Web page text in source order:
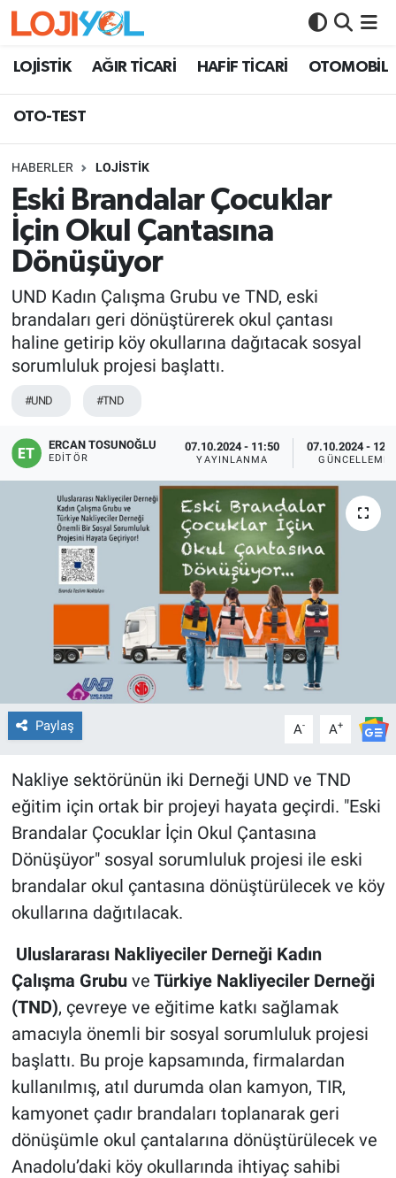
LOJİSTİK AĞIR TİCARİ HAFİF TİCARİ OTOMOBİL
OTO-TEST
HABERLER LOJİSTİK
Eski Brandalar Çocuklar
İçin Okul Çantasına
Dönüşüyor
UND Kadın Çalışma Grubu ve TND, eski
brandaları geri dönüştürerek okul çantası
haline getirip köy okullarına dağıtacak sosyal
sorumluluk projesi başlattı.
#UND #TND
ERCAN TOSUNOĞLU
EDITÖR
07.10.2024 - 11:50
YAYINLANMA
07.10.2024 -
GÜNCELLEME
Paylaş A- A+
Nakliye sektörünün iki Derneği UND ve TND
eğitim için ortak bir projeyi hayata geçirdi. "Eski
Brandalar Çocuklar İçin Okul Çantasına
Dönüşüyor" sosyal sorumluluk projesi ile eski
brandalar okul çantasına dönüştürülecek ve köy
okullarına dağıtılacak.
Uluslararası Nakliyeciler Derneği Kadın
Çalışma Grubu ve Türkiye Nakliyeciler Derneği
(TND), çevreye ve eğitime katkı sağlamak
amacıyla önemli bir sosyal sorumluluk projesi
başlattı. Bu proje kapsamında, firmalardan
kullanılmış, atıl durumda olan kamyon, TIR,
kamyonet çadır brandaları toplanarak geri
dönüşümle okul çantalarına dönüştürülecek ve
Anadolu’daki köy okullarında ihtiyaç sahibi
OTO-TEST